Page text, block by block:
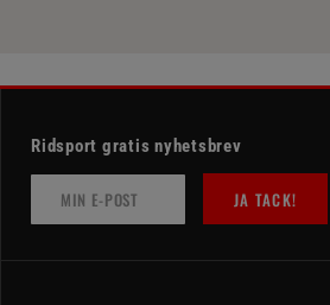
Ridsport gratis nyhetsbrev
JA TACK!